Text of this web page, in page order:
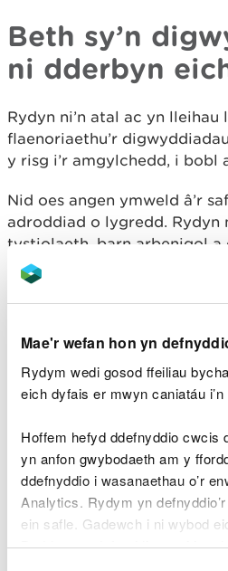
Mae'r wefan hon yn
Rydym wedi gosod ffeiliau
eich dyfais er mwyn caniatáu
Hoffem hefyd ddefnyddio cwcis
yn anfon gwybodaeth am y
ddefnyddio i wasanaethau o’r
Analytics. Rydym yn
ein safle. Gadewch i ni wybod
Byddwn yn defnyddio cwci i
Beth sy’n
ni dderbyn
Rydyn ni’n atal ac yn
flaenoriaethu’r
y risg i’r amgylchedd, i bobl
Nid oes angen ymweld â’r
adroddiad o lygredd. Rydyn
tystiolaeth, barn arbenigol a
ffordd orau o ymateb.
Nid ydym yn darparu
dderbyniwn yn cael ei
Efallai y byddwn yn cysylltu
Digwyddiadau
hadrodd i’ch
lleol